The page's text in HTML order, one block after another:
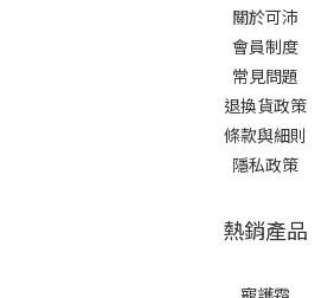
關於可沛
會員制度
常見問題
退換貨政策
條款與細則
隱私政策
熱銷產品